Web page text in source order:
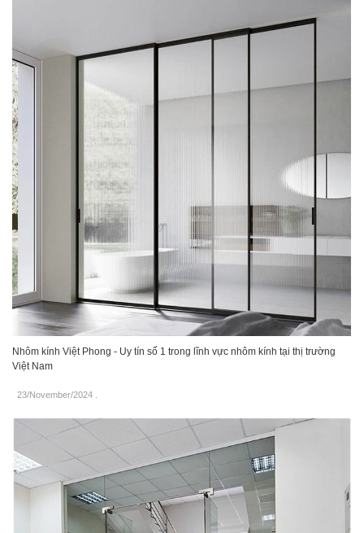
Nhôm kính Việt Phong - Uy tín số 1 trong lĩnh vực nhôm kính tại thị trường
Việt Nam
23/November/2024